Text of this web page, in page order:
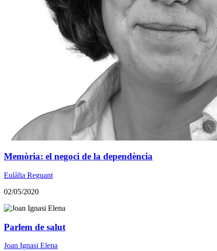
Memòria: el negoci de la dependència
Eulàlia Reguant
02/05/2020
Parlem de salut
Joan Ignasi Elena